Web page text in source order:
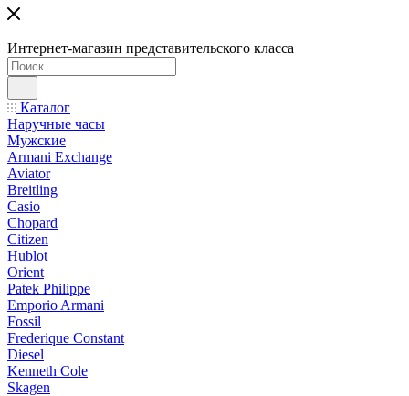
Интернет-магазин представительского класса
Каталог
Наручные часы
Мужские
Armani Exchange
Aviator
Breitling
Casio
Chopard
Citizen
Hublot
Orient
Patek Philippe
Emporio Armani
Fossil
Frederique Constant
Diesel
Kenneth Cole
Skagen